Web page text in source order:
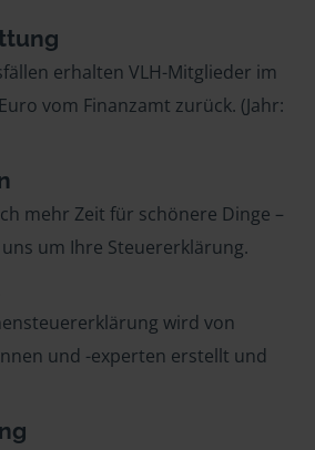
erhalten VLH-Mitglieder im
vom Finanzamt zurück. (Jahr:
mehr Zeit für schönere Dinge –
um Ihre Steuererklärung.
wird von
und -experten erstellt und